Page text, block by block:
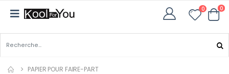
0 0
PAPIER POUR FAIRE-PART